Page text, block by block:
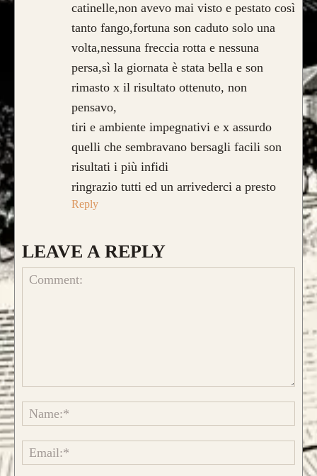
CONFIGURA E ORDINA IL
catinelle,non avevo mai visto e pestato così
tanto fango,fortuna son caduto solo una
volta,nessuna freccia rotta e nessuna
persa,sì la giornata è stata bella e son
rimasto x il risultato ottenuto, non
pensavo,
tiri e ambiente impegnativi e x assurdo
quelli che sembravano bersagli facili son
risultati i più infidi
ringrazio tutti ed un arrivederci a presto
Reply
LEAVE A REPLY